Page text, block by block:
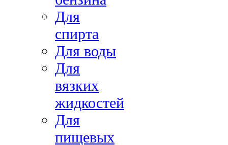
Для
спирта
Для воды
Для
вязких
жидкостей
Для
пищевых